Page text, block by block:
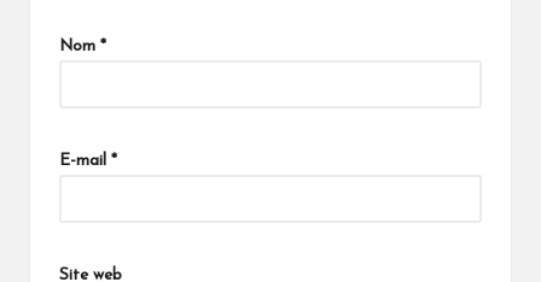
Nom *
E-mail *
Site web